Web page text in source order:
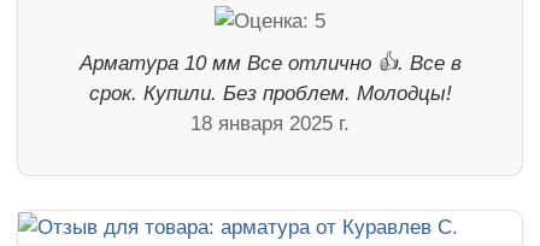
Арматура 10 мм Все отлично 👍. Все в
срок. Купили. Без проблем. Молодцы!
18 января 2025 г.